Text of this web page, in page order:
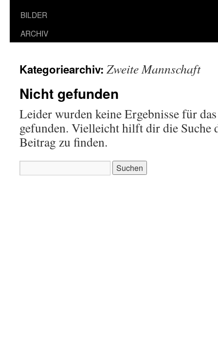
BILDER
ARCHIV
Kategoriearchiv: Zweite Mannschaft
Nicht gefunden
Leider wurden keine Ergebnisse für
gefunden. Vielleicht hilft dir die Suche
Beitrag zu finden.
nach: